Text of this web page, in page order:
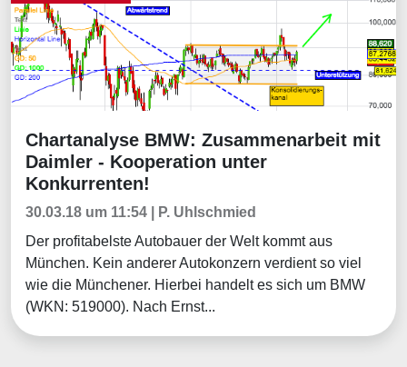
Chartanalysen
Chartanalyse BMW: Zusammenarbeit mit
Daimler - Kooperation unter
Konkurrenten!
30.03.18 um 11:54 | P. Uhlschmied
Der profitabelste Autobauer der Welt kommt aus
München. Kein anderer Autokonzern verdient so viel
wie die Münchener. Hierbei handelt es sich um BMW
(WKN: 519000). Nach Ernst...